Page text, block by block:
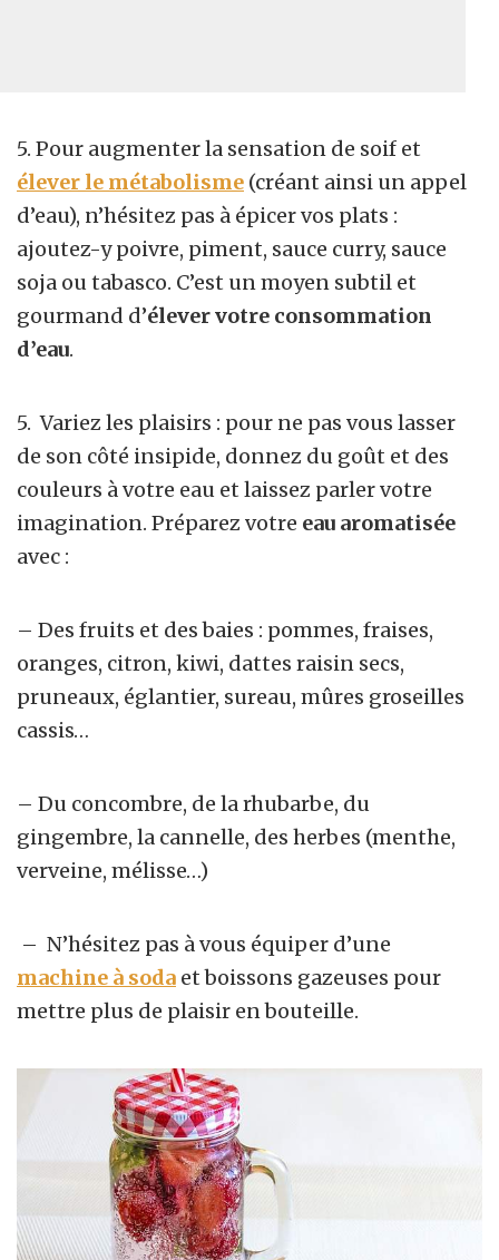
5. Pour augmenter la sensation de soif et
élever le métabolisme (créant ainsi un appel
d’eau), n’hésitez pas à épicer vos plats :
ajoutez-y poivre, piment, sauce curry, sauce
soja ou tabasco. C’est un moyen subtil et
gourmand d’élever votre consommation
d’eau.
5. Variez les plaisirs : pour ne pas vous lasser
de son côté insipide, donnez du goût et des
couleurs à votre eau et laissez parler votre
imagination. Préparez votre eau aromatisée
avec :
– Des fruits et des baies : pommes, fraises,
oranges, citron, kiwi, dattes raisin secs,
pruneaux, églantier, sureau, mûres groseilles
cassis…
– Du concombre, de la rhubarbe, du
gingembre, la cannelle, des herbes (menthe,
verveine, mélisse…)
– N’hésitez pas à vous équiper d’une
machine à soda et boissons gazeuses pour
mettre plus de plaisir en bouteille.